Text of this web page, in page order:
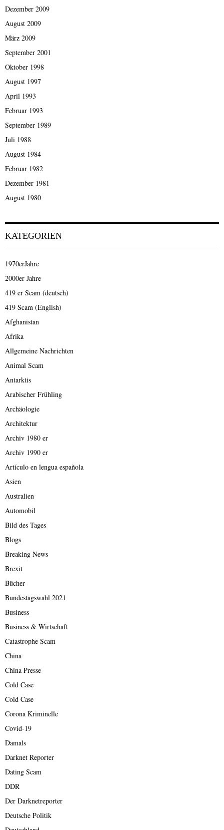
Dezember 2009
August 2009
März 2009
September 2001
Oktober 1998
August 1997
April 1993
Februar 1993
September 1989
Juli 1988
August 1984
Februar 1982
Dezember 1981
August 1980
KATEGORIEN
1970erJahre
2000er Jahre
419 er Scam (deutsch)
419 Scam (English)
Afghanistan
Afrika
Allgemeine Nachrichten
Animal Scam
Antarktis
Arabischer Frühling
Archäologie
Architektur
Archiv 1980 er
Archiv 1990 er
Artículo en lengua española
Asien
Australien
Automobil
Bild des Tages
Blogs
Breaking News
Brexit
Bücher
Bundestagswahl 2021
Business
Business & Wirtschaft
Catastrophe Scam
China
China Presse
Cold Case
Cold Case
Corona Kriminelle
Covid-19
Damals
Darknet Reporter
Dating Scam
DDR
Der Darknetreporter
Deutsche Politik